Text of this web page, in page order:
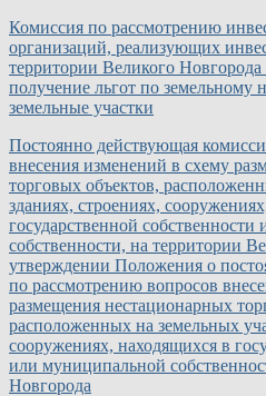
Комиссия по рассмотрению
организаций, реализующих
территории Великого
получение льгот по земельному
земельные участки
Постоянно действующая
внесения изменений в схему
торговых объектов,
зданиях, строениях,
государственной
собственности, на территории
утверждении Положения о
по рассмотрению вопросов
размещения нестационарных
расположенных на земельных
сооружениях, находящихся в
или муниципальной
Новгорода